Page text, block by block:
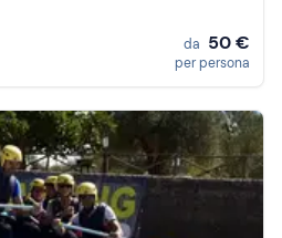
da 50 €
per persona